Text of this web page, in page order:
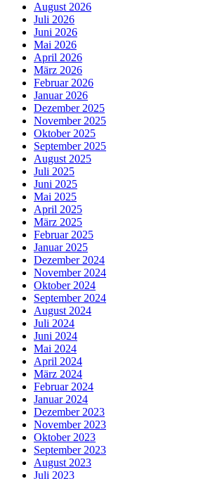
August 2026
Juli 2026
Juni 2026
Mai 2026
April 2026
März 2026
Februar 2026
Januar 2026
Dezember 2025
November 2025
Oktober 2025
September 2025
August 2025
Juli 2025
Juni 2025
Mai 2025
April 2025
März 2025
Februar 2025
Januar 2025
Dezember 2024
November 2024
Oktober 2024
September 2024
August 2024
Juli 2024
Juni 2024
Mai 2024
April 2024
März 2024
Februar 2024
Januar 2024
Dezember 2023
November 2023
Oktober 2023
September 2023
August 2023
Juli 2023